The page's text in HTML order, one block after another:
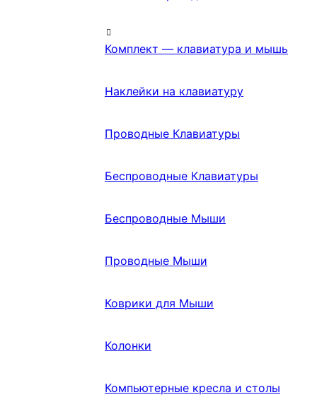
Комплект — клавиатура и мышь
Наклейки на клавиатуру
Проводные Клавиатуры
Беспроводные Клавиатуры
Беспроводные Мыши
Проводные Мыши
Коврики для Мыши
Колонки
Компьютерные кресла и столы